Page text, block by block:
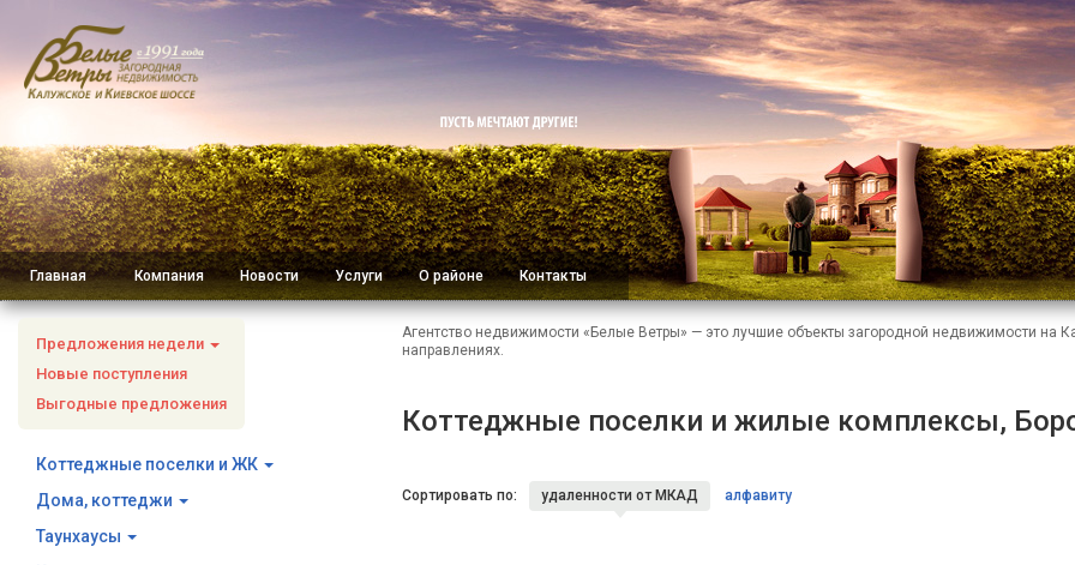
Главная Компания Новости Услуги О районе Контакты
Предложения недели
Новые поступления
Выгодные предложения
Коттеджные поселки и ЖК
Дома, коттеджи
Таунхаусы
Агентство недвижимости «Белые Ветры» — это лучшие объекты загородной недвижимости на
направлениях.
Коттеджные поселки и жилые комплексы,
Сортировать по: удаленности от МКАД алфавиту